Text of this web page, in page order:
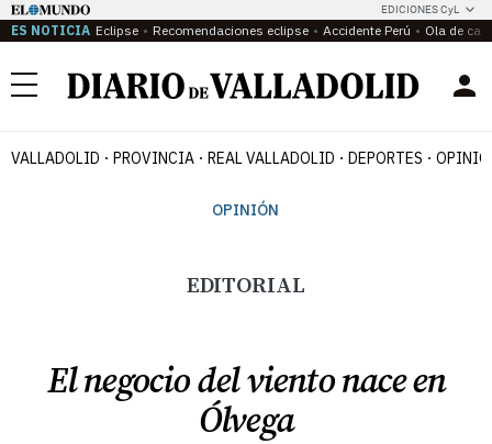
EDICIONES CyL
ES NOTICIA Eclipse Recomendaciones eclipse Accidente Perú Ola de
Menú
VALLADOLID PROVINCIA REAL VALLADOLID DEPORTES
OPINIÓN
EDITORIAL
El negocio del viento nace en
Ólvega